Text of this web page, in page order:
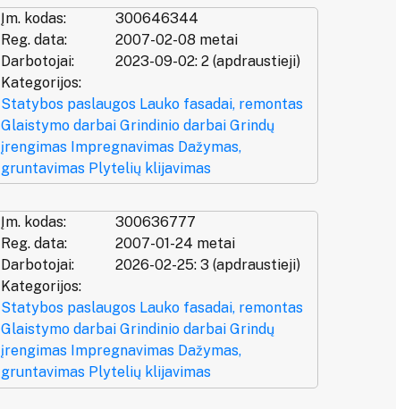
Įm. kodas:
300646344
Reg. data:
2007-02-08 metai
Darbotojai:
2023-09-02: 2 (apdraustieji)
Kategorijos:
Statybos paslaugos Lauko fasadai, remontas
Glaistymo darbai Grindinio darbai Grindų
įrengimas Impregnavimas Dažymas,
gruntavimas Plytelių klijavimas
Įm. kodas:
300636777
Reg. data:
2007-01-24 metai
Darbotojai:
2026-02-25: 3 (apdraustieji)
Kategorijos:
Statybos paslaugos Lauko fasadai, remontas
Glaistymo darbai Grindinio darbai Grindų
įrengimas Impregnavimas Dažymas,
gruntavimas Plytelių klijavimas